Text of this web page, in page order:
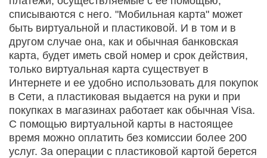
списываются с него. "Мобильная карта" может
быть виртуальной и пластиковой. И в том и в
другом случае она, как и обычная банковская
карта, будет иметь свой номер и срок действия,
только виртуальная карта существует в
Интернете и ее удобно использовать для покупок
в Сети, а пластиковая выдается на руки и при
покупках в магазинах работает как обычная Visa.
С помощью виртуальной карты в настоящее
время можно оплатить без комиссии более 200
услуг. За операции с пластиковой картой берется